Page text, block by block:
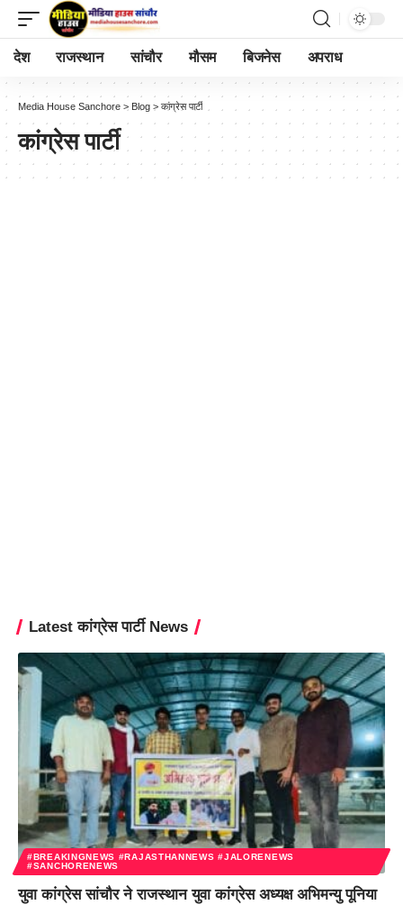
देश राजस्थान सांचौर मौसम बिजनेस अपराध
Media House Sanchore > Blog > कांग्रेस पार्टी
कांग्रेस पार्टी
Latest कांग्रेस पार्टी News
#BREAKINGNEWS #RAJASTHANNEWS #JALORENEWS
#SANCHORENEWS
युवा कांग्रेस सांचौर ने राजस्थान युवा कांग्रेस अध्यक्ष अभिमन्यु पूनिया